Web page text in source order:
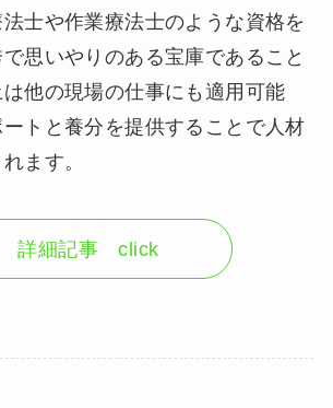
士や作業療法士のような資格を
思いやりのある宝庫であること
他の現場の仕事にも適用可能
トと養分を提供することで人材
ます。
詳細記事 click